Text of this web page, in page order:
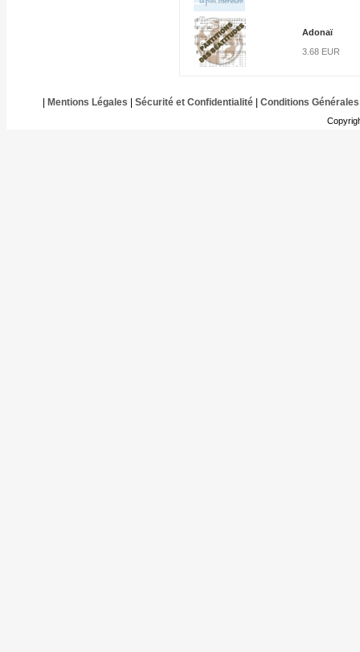
Adonaï
3.68 EUR
Mentions Légales Sécurité et Confidentialité| Conditions Générales